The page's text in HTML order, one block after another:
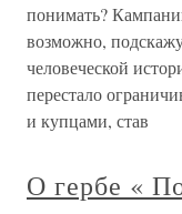
понимать?
возможно,
человеческой
перестало
и купцами, став
О гербе «